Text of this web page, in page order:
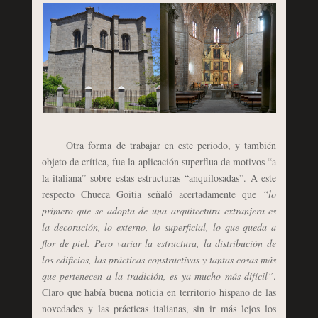
Otra forma de trabajar en este periodo, y también
objeto de crítica, fue la aplicación superflua de motivos “a
la italiana” sobre estas estructuras “anquilosadas”. A este
respecto Chueca Goitia señaló acertadamente que “lo
primero que se adopta de una arquitectura extranjera es
la decoración, lo externo, lo superficial, lo que queda a
flor de piel. Pero variar la estructura, la distribución de
los edificios, las prácticas constructivas y tantas cosas más
que pertenecen a la tradición, es ya mucho más difícil”.
Claro que había buena noticia en territorio hispano de las
novedades y las prácticas italianas, sin ir más lejos los